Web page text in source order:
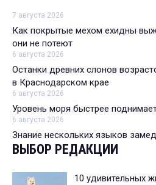
7 августа 2026
Как покрытые мехом ехидны
они не потеют
6 августа 2026
Останки древних слонов
в Краснодарском крае
6 августа 2026
Уровень моря быстрее
6 августа 2026
Знание нескольких языков
ВЫБОР РЕДАКЦИИ
10 удивительных